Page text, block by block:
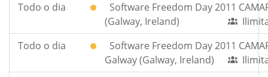
Todo o dia
Software Freedom Day 2011
(Galway, Ireland)
Todo o dia
Software Freedom Day 2011
Galway (Galway, Ireland)